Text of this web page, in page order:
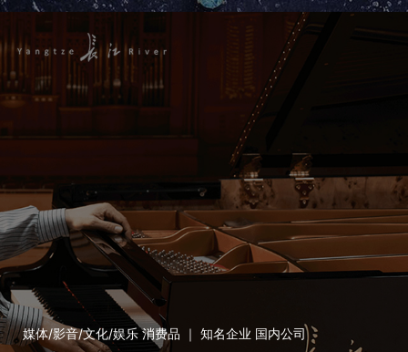
媒体/影音/文化/娱乐 消费品 ｜ 知名企业 国内公司